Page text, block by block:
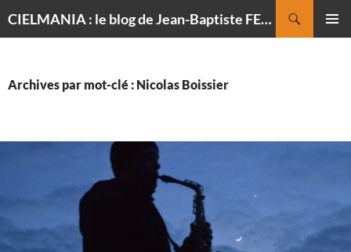
CIELMANIA : le blog de Jean-Baptiste FELDMANN, photographe du ciel
Archives par mot-clé : Nicolas Boissier